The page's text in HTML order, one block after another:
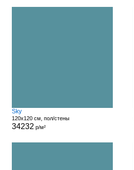
Sky
120x120 см, пол/стены
34232 р/м²